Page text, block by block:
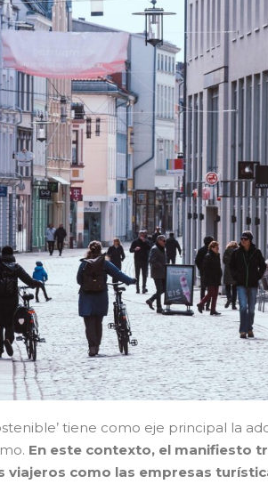
tiene como eje principal la
En este contexto, el manifiesto
viajeros como las empresas